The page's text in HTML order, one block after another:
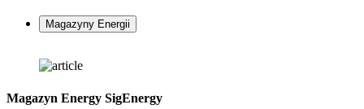
Magazyny Energii
Magazyn Energy SigEnergy